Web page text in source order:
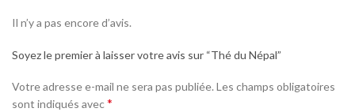
Il n’y a pas encore d’avis.
Soyez le premier à laisser votre avis sur “Thé du Népal”
Votre adresse e-mail ne sera pas publiée. Les champs obligatoires
sont indiqués avec*